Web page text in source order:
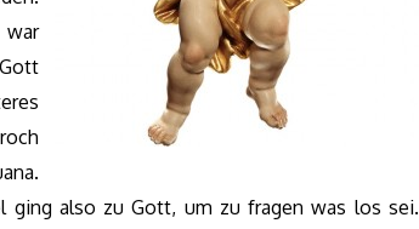
ging also zu Gott, um zu fragen was los sei.